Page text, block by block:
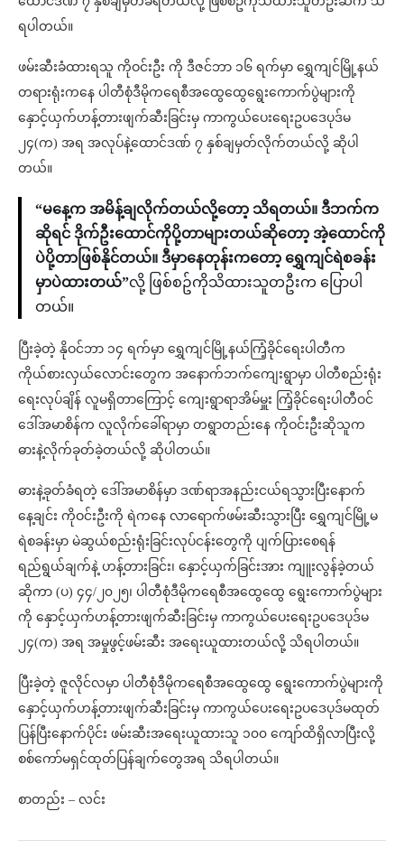
ရပါတယ်။
ဖမ်းဆီးခံထားရသူ ကိုဝင်းဦး ကို ဒီဇင်ဘာ ၁၆ ရက်မှာ ရွှေကျင်မြို့နယ်
တရားရုံးကနေ ပါတီစုံဒီမိုကရေစီအထွေထွေရွေးကောက်ပွဲများကို
နှောင့်ယှက်ဟန့်တားဖျက်ဆီးခြင်းမှ ကာကွယ်ပေးရေးဥပဒေပုဒ်မ
၂၄(က) အရ အလုပ်နဲ့ထောင်ဒဏ် ၇ နှစ်ချမှတ်လိုက်တယ်လို့ ဆိုပါ
တယ်။
“မနေ့က အမိန့်ချလိုက်တယ်လို့တော့ သိရတယ်။ ဒီဘက်က
ဆိုရင် ဒိုက်ဦးထောင်ကိုပို့တာများတယ်ဆိုတော့ အဲ့ထောင်ကို
ပဲပို့တာဖြစ်နိုင်တယ်။ ဒီမှာနေတုန်းကတော့ ရွှေကျင်ရဲစခန်း
မှာပဲထားတယ်”လို့ ဖြစ်စဥ်ကိုသိထားသူတဦးက ပြောပါ
တယ်။
ပြီးခဲ့တဲ့ နိုဝင်ဘာ ၁၄ ရက်မှာ ရွှေကျင်မြို့နယ်ကြံ့ခိုင်ရေးပါတီက
ကိုယ်စားလှယ်လောင်းတွေက အနောက်ဘက်ကျေးရွာမှာ ပါတီစည်းရုံး
ရေးလုပ်ချိန် လူမရှိတာကြောင့် ကျေးရွာရာအိမ်မှူး ကြံ့ခိုင်ရေးပါတီဝင်
ဒေါ်အမာစိန်က လူလိုက်ခေါ်ရာမှာ တရွာတည်းနေ ကိုဝင်းဦးဆိုသူက
ဓားနဲ့လိုက်ခုတ်ခဲ့တယ်လို့ ဆိုပါတယ်။
ဓားနဲ့ခုတ်ခံရတဲ့ ဒေါ်အမာစိန်မှာ ဒဏ်ရာအနည်းငယ်ရသွားပြီးနောက်
နေ့ချင်း ကိုဝင်းဦးကို ရဲကနေ လာရောက်ဖမ်းဆီးသွားပြီး ရွှေကျင်မြို့မ
ရဲစခန်းမှာ မဲဆွယ်စည်းရုံးခြင်းလုပ်ငန်းတွေကို ပျက်ပြားစေရန်
ရည်ရွယ်ချက်နဲ့ ဟန့်တားခြင်း၊ နှောင့်ယှက်ခြင်းအား ကျူးလွန်ခဲ့တယ်
ဆိုကာ (ပ) ၄၄/၂၀၂၅၊ ပါတီစုံဒီမိုကရေစီအထွေထွေ ရွေးကောက်ပွဲများ
ကို နှောင့်ယှက်ဟန့်တားဖျက်ဆီးခြင်းမှ ကာကွယ်ပေးရေးဥပဒေပုဒ်မ
၂၄(က) အရ အမှုဖွင့်ဖမ်းဆီး အရေးယူထားတယ်လို့ သိရပါတယ်။
ပြီးခဲ့တဲ့ ဇူလိုင်လမှာ ပါတီစုံဒီမိုကရေစီအထွေထွေ ရွေးကောက်ပွဲများကို
နှောင့်ယှက်ဟန့်တားဖျက်ဆီးခြင်းမှ ကာကွယ်ပေးရေးဥပဒေပုဒ်မထုတ်
ပြန်ပြီးနောက်ပိုင်း ဖမ်းဆီးအရေးယူထားသူ ၁၀၀ ကျော်ထိရှိလာပြီးလို့
စစ်ကော်မရှင်ထုတ်ပြန်ချက်တွေအရ သိရပါတယ်။
စာတည်း – လင်း